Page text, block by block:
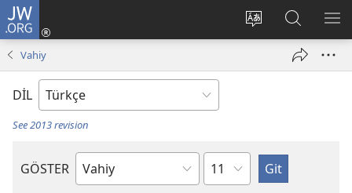
JW.ORG
Site
değiştir
Oturum
Aç
Sitede
Ara
Vahiy
DİL
See 2013 revision
GÖSTER
Kutsal
Bölüm